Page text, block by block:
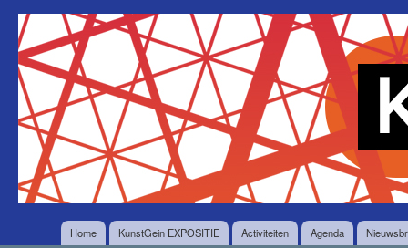
Stichting
KunstGein
Home KunstGein EXPOSITIE Activiteiten Agenda